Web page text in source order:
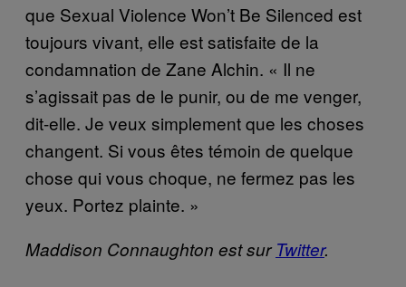
que Sexual Violence Won’t Be Silenced est
toujours vivant, elle est satisfaite de la
condamnation de Zane Alchin. « Il ne
s’agissait pas de le punir, ou de me venger,
dit-elle. Je veux simplement que les choses
changent. Si vous êtes témoin de quelque
chose qui vous choque, ne fermez pas les
yeux. Portez plainte. »
Maddison Connaughton est surTwitter.